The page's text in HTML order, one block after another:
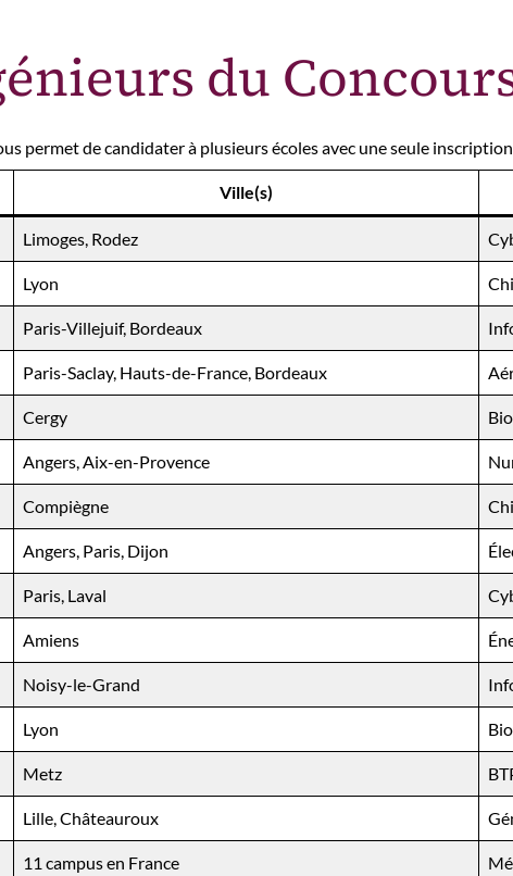
du
permet de candidater à plusieurs écoles avec une seule
Ville(s)
Limoges, Rodez
Lyon
Paris-Villejuif, Bordeaux
Paris-Saclay, Hauts-de-France, Bordeaux
Cergy
Angers, Aix-en-Provence
Compiègne
Angers, Paris, Dijon
Paris, Laval
Amiens
Noisy-le-Grand
Lyon
Metz
Lille, Châteauroux
11 campus en France